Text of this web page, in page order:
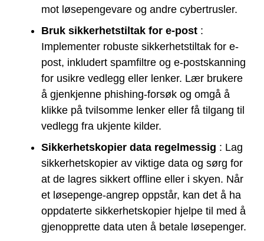
mot løsepengevare og andre cybertrusler.
Bruk sikkerhetstiltak for e-post :
Implementer robuste sikkerhetstiltak for e-
post, inkludert spamfiltre og e-postskanning
for usikre vedlegg eller lenker. Lær brukere
å gjenkjenne phishing-forsøk og omgå å
klikke på tvilsomme lenker eller få tilgang til
vedlegg fra ukjente kilder.
Sikkerhetskopier data regelmessig : Lag
sikkerhetskopier av viktige data og sørg for
at de lagres sikkert offline eller i skyen. Når
et løsepenge-angrep oppstår, kan det å ha
oppdaterte sikkerhetskopier hjelpe til med å
gjenopprette data uten å betale løsepenger.